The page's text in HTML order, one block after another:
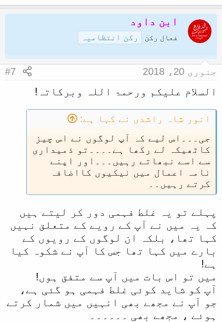
ابن داود
فعال رکن رکن انتظامیہ
جنوری 20، 2018 #7
السلام علیکم ورحمۃ اللہ وبرکاتہ!
انور شاہ راشدی نے کہا ہے:
جی۔۔۔اس لیے کہ آپ لوگوں نے اس چیز
کاٹھیکہ لے رکھا ہے۔۔۔۔تو ذمیداری
سے اسے نبھاتے رہیں۔۔۔اور اپنے
نامہ اعمال میں نیکیوں کااضافہ
کرتے رہیں۔۔
پہلے تو یہ غلط فہمی دور کر لیتے ہیں
کہ یہ میں نے آپ کے رویے کے متعلق نہیں
کہا تھا، بلکہ ان لوگوں کے رویوں کے
بارے میں کہا تھا جس کا آپ نے شکوہ کیا
ہے!
میں تو اس بات میں آپ سے متفق ہوں!
آپ کو شاید کوئی غلط فہمی ہو گئی ہے،
جو آپ نے مجھے بھی انہیں میں شمار کرتے
ہوئے ، مجھے بھی ۔۔۔۔۔۔